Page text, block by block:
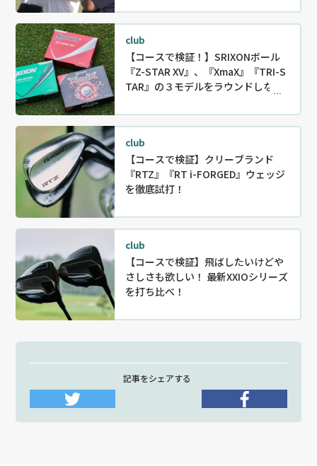
club
【コースで検証！】SRIXONボール
『Z-STAR XV』、『XmaX』『TRI-S
TAR』の３モデルをラウンドしなが
club
【コースで検証】クリーブランド
『RTZ』『RT i-FORGED』ウェッジ
を徹底試打！
club
【コースで検証】飛ばしたいけどや
さしさも欲しい！ 最新XXIOシリーズ
を打ち比べ！
記事をシェアする